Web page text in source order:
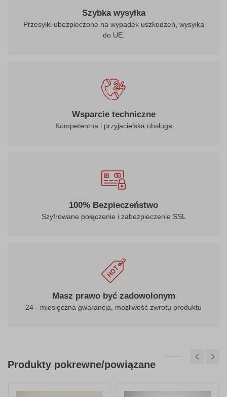
Szybka wysyłka
Przesyłki ubezpieczone na wypadek uszkodzeń, wysyłka
do UE.
Wsparcie techniczne
Kompetentna i przyjacielska obsługa
100% Bezpieczeństwo
Szyfrowane połączenie i zabezpieczenie SSL
Masz prawo być zadowolonym
24 - miesięczna gwarancja, możliwość zwrotu produktu
Produkty pokrewne/powiązane